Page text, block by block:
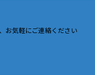
お気軽にご連絡ください